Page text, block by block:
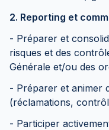
2. Reporting et
- Préparer et
risques et des
Générale et/ou des
- Préparer et animer
(réclamations,
- Participer